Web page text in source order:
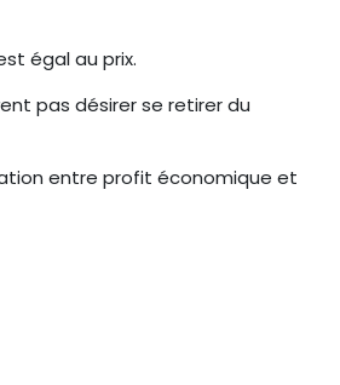
égal au prix.
pas désirer se retirer du
entre profit économique et